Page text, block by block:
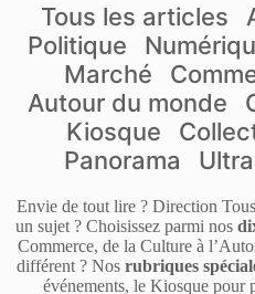
Tous les articles
Politique
Marché
Autour du monde
Kiosque
Panorama
Ultra
Envie de tout lire ? Direction
un sujet ? Choisissez parmi nos
Commerce, de la Culture à
différent ? Nos rubriques
événements, le Kiosque pour